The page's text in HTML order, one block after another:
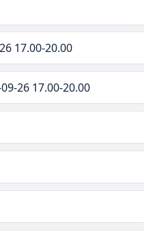
17.00-20.00
26 17.00-20.00